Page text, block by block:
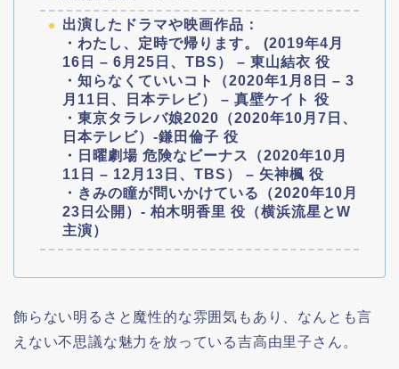
出演したドラマや映画作品：
・わたし、定時で帰ります。 (2019年4月
16日 – 6月25日、TBS） – 東山結衣 役
・知らなくていいコト（2020年1月8日 – 3
月11日、日本テレビ） – 真壁ケイト 役
・東京タラレバ娘2020（2020年10月7日、
日本テレビ）-鎌田倫子 役
・日曜劇場 危険なビーナス（2020年10月
11日 – 12月13日、TBS） – 矢神楓 役
・きみの瞳が問いかけている（2020年10月
23日公開）- 柏木明香里 役（横浜流星とW
主演）
飾らない明るさと魔性的な雰囲気もあり、なんとも言
えない不思議な魅力を放っている吉高由里子さん。